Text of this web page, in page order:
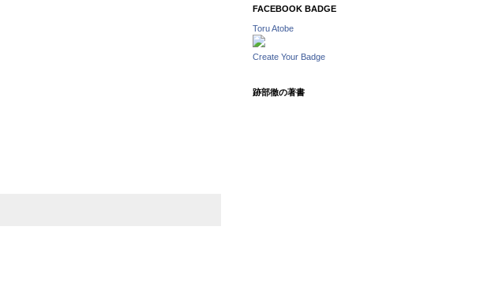
FACEBOOK BADGE
Toru Atobe
Create Your Badge
跡部徹の著書